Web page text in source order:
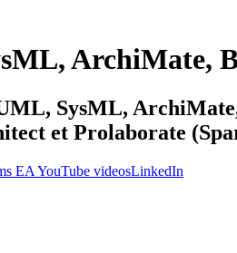
ArchiMate,
SysML,
et Prolaborate
EA YouTube videosLinkedIn